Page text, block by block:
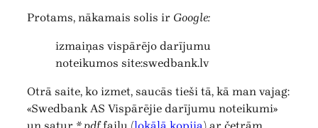
Protams, nākamais solis ir Google:
izmaiņas vispārējo darījumu
noteikumos site:swedbank.lv
Otrā saite, ko izmet, saucās tieši tā, kā man vajag:
«Swedbank AS Vispārējie darījumu noteikumi»